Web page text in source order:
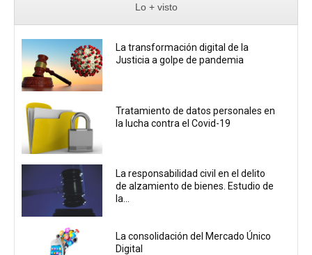
Lo + visto
La transformación digital de la
Justicia a golpe de pandemia
Tratamiento de datos personales en
la lucha contra el Covid-19
La responsabilidad civil en el delito
de alzamiento de bienes. Estudio de
la...
La consolidación del Mercado Único
Digital